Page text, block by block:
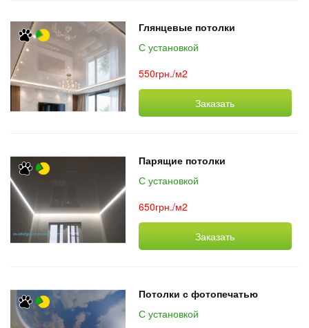
Глянцевые потолки
С установкой
550грн./м2
Заказать
Парящие потолки
С установкой
650грн./м2
Заказать
Потолки с фотопечатью
С установкой